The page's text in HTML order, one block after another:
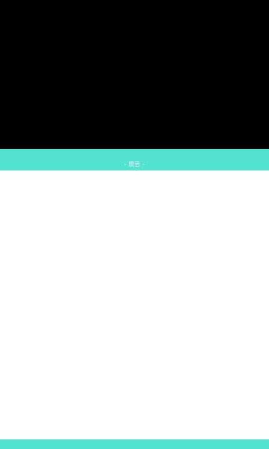
- 廣告 -